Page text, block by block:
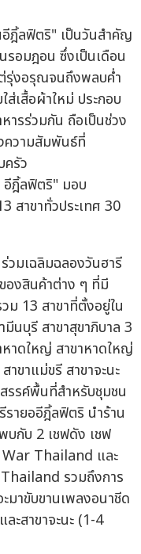
ฎิ้ลฟิตริ" เป็นวันสำคัญ
อมฎอน ซึ่งเป็นเดือน
รุ่งอรุณจนถึงพลบค่ำ
ส่เสื้อผ้าใหม่ ประกอบ
ารร่วมกัน ถือเป็นช่วง
ความสัมพันธ์ที่
รัว
วมเฉลิมฉลองวันฮารี
องสินค้าต่าง ๆ ที่มี
ม 13 สาขาที่ตั้งอยู่ใน
นบุรี สาขาสุขาภิบาล 3
าดใหญ่ สาขาหาดใหญ่
าขาแม่ขรี สาขาจะนะ
รรค์พื้นที่สำหรับชุมชน
ายออีฎิ้ลฟิตริ นำร้าน
บกับ 2 เชฟดัง เชฟ
Thailand และ
รวมถึงการ
าขับขานเพลงอนาชีด
ะสาขาจะนะ (1-4